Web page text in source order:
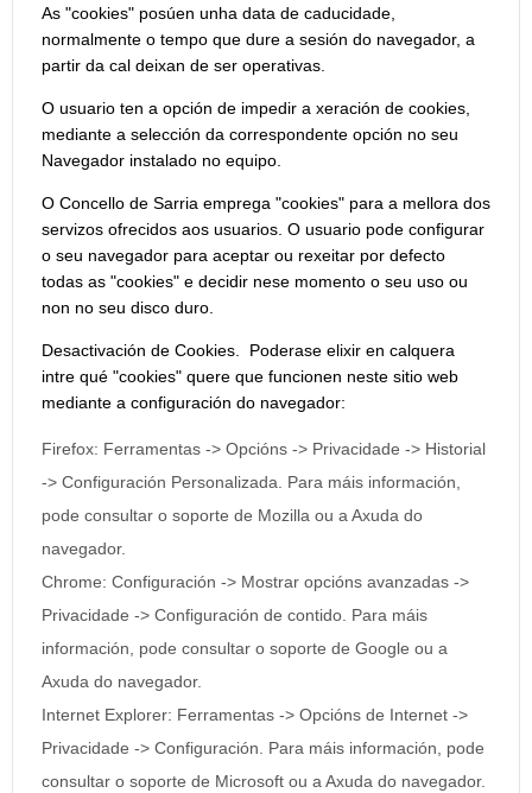
As "cookies" posúen unha data de caducidade,
normalmente o tempo que dure a sesión do navegador, a
partir da cal deixan de ser operativas.
O usuario ten a opción de impedir a xeración de cookies,
mediante a selección da correspondente opción no seu
Navegador instalado no equipo.
O Concello de Sarria emprega "cookies" para a mellora dos
servizos ofrecidos aos usuarios. O usuario pode configurar
o seu navegador para aceptar ou rexeitar por defecto
todas as "cookies" e decidir nese momento o seu uso ou
non no seu disco duro.
Desactivación de Cookies. Poderase elixir en calquera
intre qué "cookies" quere que funcionen neste sitio web
mediante a configuración do navegador:
Firefox: Ferramentas -> Opcións -> Privacidade -> Historial
-> Configuración Personalizada. Para máis información,
pode consultar o soporte de Mozilla ou a Axuda do
navegador.
Chrome: Configuración -> Mostrar opcións avanzadas ->
Privacidade -> Configuración de contido. Para máis
información, pode consultar o soporte de Google ou a
Axuda do navegador.
Internet Explorer: Ferramentas -> Opcións de Internet ->
Privacidade -> Configuración. Para máis información, pode
consultar o soporte de Microsoft ou a Axuda do navegador.